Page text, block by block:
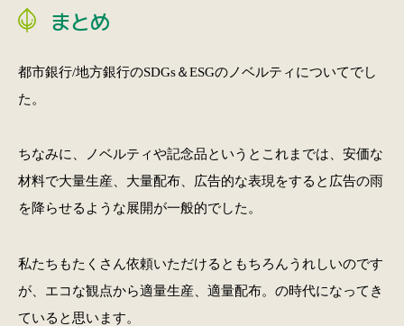
まとめ
都市銀行/地方銀行のSDGs＆ESGのノベルティについてでし
た。
ちなみに、ノベルティや記念品というとこれまでは、安価な
材料で大量生産、大量配布、広告的な表現をすると広告の雨
を降らせるような展開が一般的でした。
私たちもたくさん依頼いただけるともちろんうれしいのです
が、エコな観点から適量生産、適量配布。の時代になってき
ていると思います。